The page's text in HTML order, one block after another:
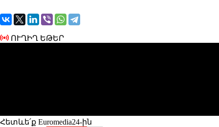
ՈՒՂԻՂ ԵԹԵՐ
Հետևե՛ք Euromedia24-ին